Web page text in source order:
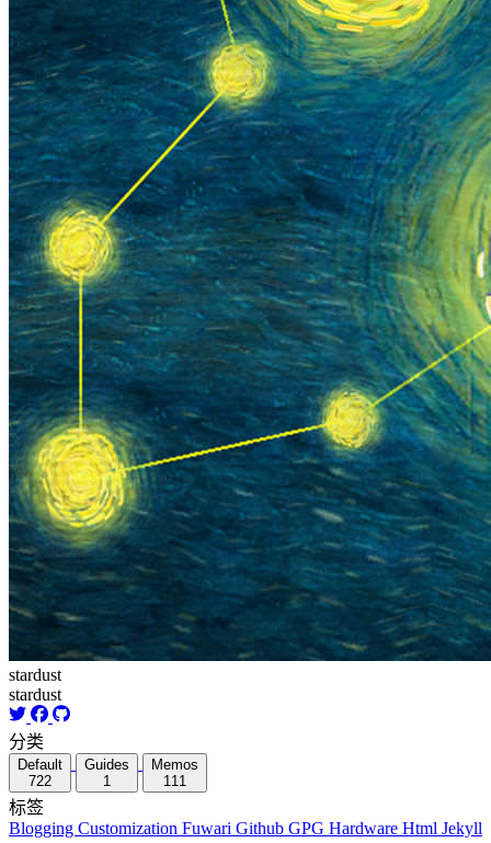
stardust
stardust
分类
Default
722
Guides
1
Memos
111
标签
Blogging Customization Fuwari Github GPG Hardware Html Jekyll